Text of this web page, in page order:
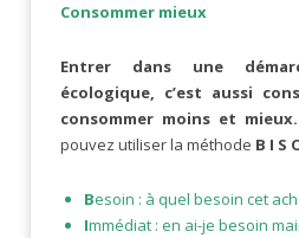
Consommer mieux
Entrer dans une
écologique, c’est aussi
consommer moins et mieux.
pouvez utiliser la méthode B I S
Besoin : à quel besoin cet
Immédiat : en ai-je besoin